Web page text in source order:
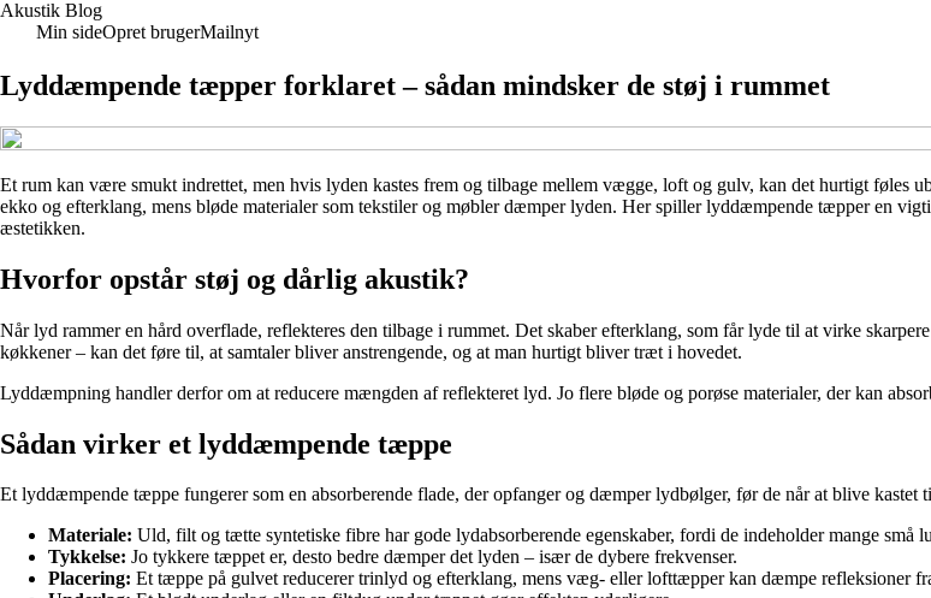
Akustik Blog
Min sideOpret brugerMailnyt
Lyddæmpende tæpper forklaret – sådan mindsker de støj i rummet
Et rum kan være smukt indrettet, men hvis lyden kastes frem og tilbage mellem vægge, loft og gulv, kan det hurtigt føles
ekko og efterklang, mens bløde materialer som tekstiler og møbler dæmper lyden. Her spiller lyddæmpende tæpper en
æstetikken.
Hvorfor opstår støj og dårlig akustik?
Når lyd rammer en hård overflade, reflekteres den tilbage i rummet. Det skaber efterklang, som får lyde til at virke
køkkener – kan det føre til, at samtaler bliver anstrengende, og at man hurtigt bliver træt i hovedet.
Lyddæmpning handler derfor om at reducere mængden af reflekteret lyd. Jo flere bløde og porøse materialer, der kan
Sådan virker et lyddæmpende tæppe
Et lyddæmpende tæppe fungerer som en absorberende flade, der opfanger og dæmper lydbølger, før de når at blive
Materiale: Uld, filt og tætte syntetiske fibre har gode lydabsorberende egenskaber, fordi de indeholder mange små
Tykkelse: Jo tykkere tæppet er, desto bedre dæmper det lyden – især de dybere frekvenser.
Placering: Et tæppe på gulvet reducerer trinlyd og efterklang, mens væg- eller lofttæpper kan dæmpe refleksioner